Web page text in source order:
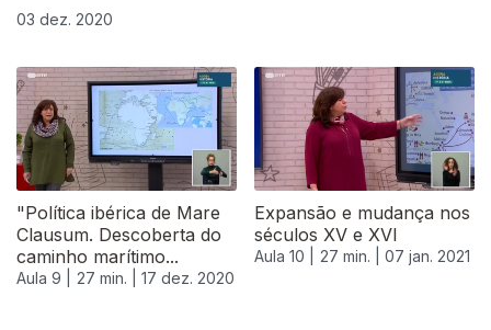
03 dez. 2020
"Política ibérica de Mare
Clausum. Descoberta do
caminho marítimo...
Aula 9 | 27 min. | 17 dez. 2020
Expansão e mudança nos
séculos XV e XVI
Aula 10 | 27 min. | 07 jan. 2021